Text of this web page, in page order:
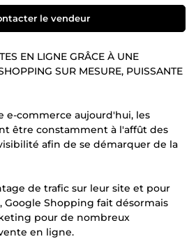
le vendeur
EN LIGNE GRÂCE À UNE
SUR MESURE, PUISSANTE
e-commerce aujourd'hui, les
être constamment à l'affût des
afin de se démarquer de la
de trafic sur leur site et pour
Google Shopping fait désormais
pour de nombreux
en ligne.